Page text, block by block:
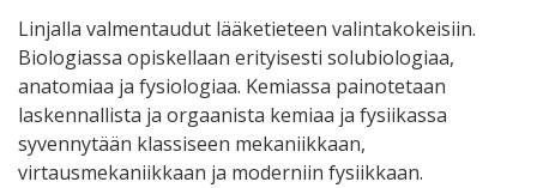
Linjalla valmentaudut lääketieteen valintakokeisiin.
Biologiassa opiskellaan erityisesti solubiologiaa,
anatomiaa ja fysiologiaa. Kemiassa painotetaan
laskennallista ja orgaanista kemiaa ja fysiikassa
syvennytään klassiseen mekaniikkaan,
virtausmekaniikkaan ja moderniin fysiikkaan.